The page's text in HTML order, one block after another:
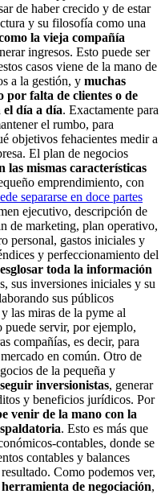
de haber crecido y de estar
y su filosofía como una
la vieja compañía
ingresos. Esto puede ser
casos viene de la mano de
a la gestión, y muchas
por falta de clientes o de
día a día. Exactamente para
el rumbo, para
objetivos fehacientes medir a
El plan de negocios
las mismas características
emprendimiento, con
separarse en doce partes
ejecutivo, descripción de
de marketing, plan operativo,
personal, gastos iniciales y
y perfeccionamiento del
toda la información
sus inversiones iniciales y su
sus públicos
las miras de la pyme al
servir, por ejemplo,
compañías, es decir, para
en común. Otro de
de la pequeña y
inversionistas, generar
y beneficios jurídicos. Por
venir de la mano con la
. Esto es más que
contables, donde se
contables y balances
Como podemos ver,
de negociación,